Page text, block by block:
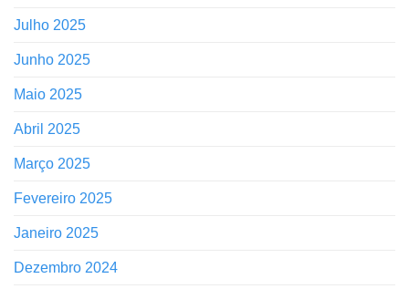
Julho 2025
Junho 2025
Maio 2025
Abril 2025
Março 2025
Fevereiro 2025
Janeiro 2025
Dezembro 2024